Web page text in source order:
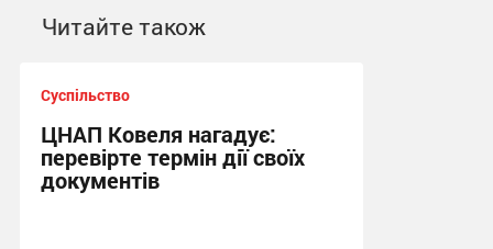
Читайте також
Суспільство
ЦНАП Ковеля нагадує:
перевірте термін дії своїх
документів